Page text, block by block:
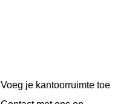
Voeg je kantoorruimte toe